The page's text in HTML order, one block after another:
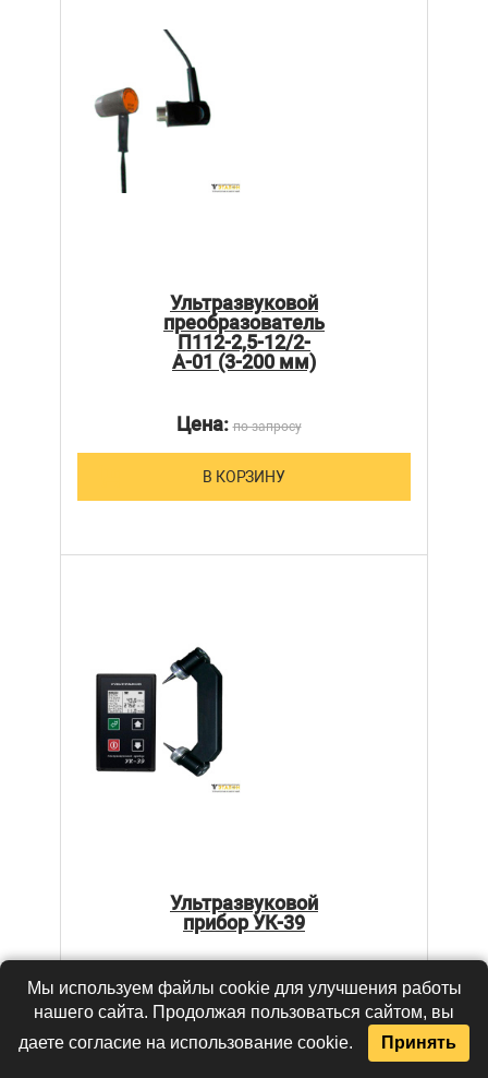
Ультразвуковой
преобразователь
П112-2,5-12/2-
А-01 (3-200 мм)
Цена:по запросу
В КОРЗИНУ
Ультразвуковой
прибор УК-39
Цена:по запросу
В КОРЗИНУ
Мы используем файлы cookie для улучшения работы
нашего сайта. Продолжая пользоваться сайтом, вы
даете согласие на использование cookie.
Принять